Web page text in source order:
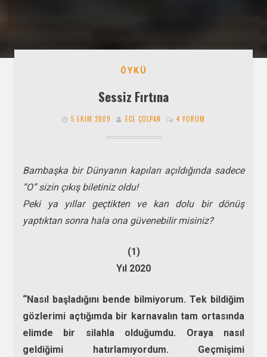
ÖYKÜ
Sessiz Fırtına
5 EKIM 2009 ECE ÇOLPAN 4 YORUM
Bambaşka bir Dünyanın kapıları açıldığında sadece
“O” sizin çıkış biletiniz oldu!
Peki ya yıllar geçtikten ve kan dolu bir dönüş
yaptıktan sonra hala ona güvenebilir misiniz?
(1)
Yıl 2020
“Nasıl başladığını bende bilmiyorum. Tek bildiğim
gözlerimi açtığımda bir karnavalın tam ortasında
elimde bir silahla olduğumdu. Oraya nasıl
geldiğimi hatırlamıyordum. Geçmişimi